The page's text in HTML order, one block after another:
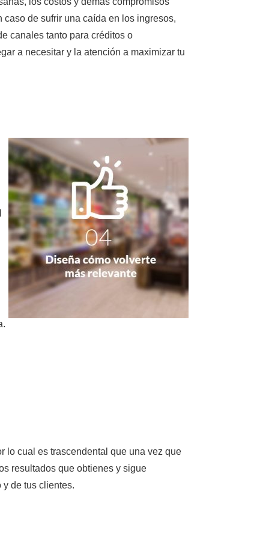
de sufrir una caída en los ingresos,
canales tanto para créditos o
a necesitar y la atención a maximizar tu
lo cual es trascendental que una vez que
resultados que obtienes y sigue
de tus clientes.